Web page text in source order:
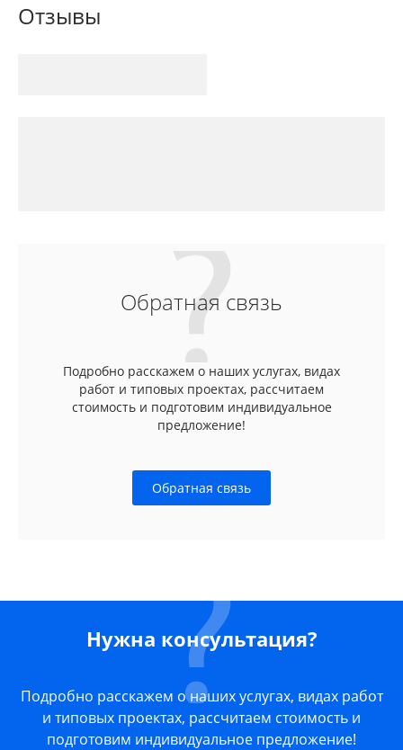
Отзывы
Обратная связь
Подробно расскажем о наших услугах, видах
работ и типовых проектах, рассчитаем
стоимость и подготовим индивидуальное
предложение!
Обратная связь
Нужна консультация?
Подробно расскажем о наших услугах, видах работ
и типовых проектах, рассчитаем стоимость и
подготовим индивидуальное предложение!